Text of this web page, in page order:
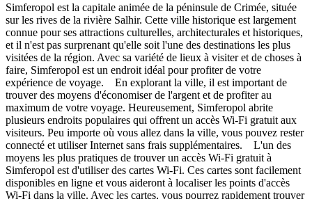
Simferopol est la capitale animée de la péninsule de Crimée, située
sur les rives de la rivière Salhir. Cette ville historique est largement
connue pour ses attractions culturelles, architecturales et historiques,
et il n'est pas surprenant qu'elle soit l'une des destinations les plus
visitées de la région. Avec sa variété de lieux à visiter et de choses à
faire, Simferopol est un endroit idéal pour profiter de votre
expérience de voyage. En explorant la ville, il est important de
trouver des moyens d'économiser de l'argent et de profiter au
maximum de votre voyage. Heureusement, Simferopol abrite
plusieurs endroits populaires qui offrent un accès Wi-Fi gratuit aux
visiteurs. Peu importe où vous allez dans la ville, vous pouvez rester
connecté et utiliser Internet sans frais supplémentaires. L'un des
moyens les plus pratiques de trouver un accès Wi-Fi gratuit à
Simferopol est d'utiliser des cartes Wi-Fi. Ces cartes sont facilement
disponibles en ligne et vous aideront à localiser les points d'accès
Wi-Fi dans la ville. Avec les cartes, vous pourrez rapidement trouver